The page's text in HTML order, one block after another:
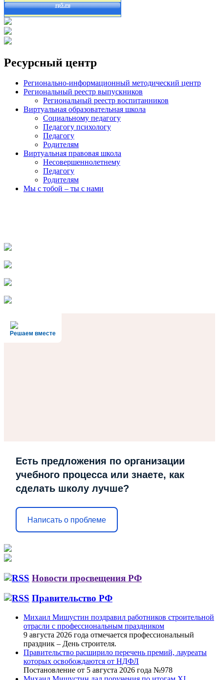
Ресурсный центр
Регионально-информационный методический центр
Региональный реестр выпускников
Региональный реестр воспитанников
Виртуальная образовательная школа
Социальному педагогу
Педагогу психологу
Педагогу
Родителям
Виртуальная правовая школа
Несовершеннолетнему
Педагогу
Родителям
Мы с тобой – ты с нами
Решаем вместе
Есть предложения по организации
учебного процесса или знаете, как
сделать школу лучше?
Написать о проблеме
Новости просвещения РФ
Правительство РФ
Михаил Мишустин поздравил работников строительной
отрасли с профессиональным праздником
9 августа 2026 года отмечается профессиональный
праздник – День строителя.
Правительство расширило перечень премий, лауреаты
которых освобождаются от НДФЛ
Постановление от 5 августа 2026 года №978